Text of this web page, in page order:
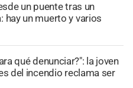
un puente tras un
hay un muerto y varios
qué denunciar?": la joven
del incendio reclama ser